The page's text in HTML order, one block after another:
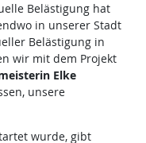
Belästigung hat
in unserer Stadt
Belästigung in
wir mit dem Projekt
Elke
unsere
wurde, gibt